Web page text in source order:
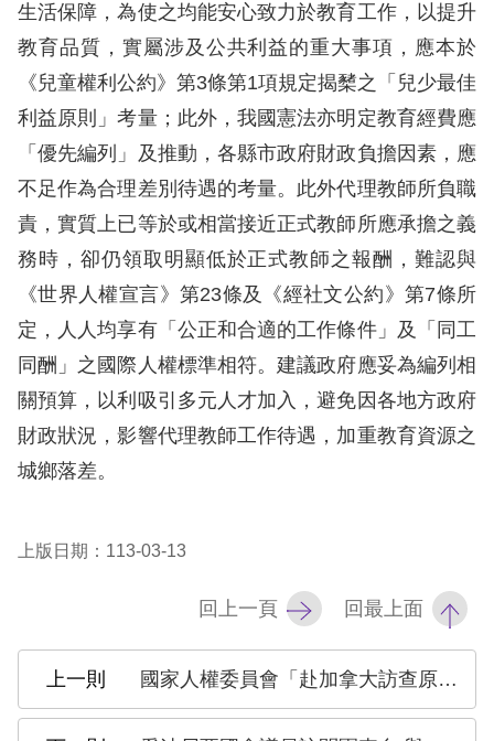
隱
私
權
保
護
政
策
政
府
網
站
資
料
放
障
生活保障，為使之均能安心致力於教育工作，以提升
教育品質，實屬涉及公共利益的重大事項，應本於
《兒童權利公約》第3條第1項規定揭櫫之「兒少最佳
利益原則」考量；此外，我國憲法亦明定教育經費應
「優先編列」及推動，各縣市政府財政負擔因素，應
不足作為合理差別待遇的考量。此外代理教師所負職
責，實質上已等於或相當接近正式教師所應承擔之義
務時，卻仍領取明顯低於正式教師之報酬，難認與
《世界人權宣言》第23條及《經社文公約》第7條所
定，人人均享有「公正和合適的工作條件」及「同工
同酬」之國際人權標準相符。建議政府應妥為編列相
關預算，以利吸引多元人才加入，避免因各地方政府
財政狀況，影響代理教師工作待遇，加重教育資源之
城鄉落差。
上版日期：113-03-13
回上一頁 回最上面
國家人權委員會「赴加拿大訪查原住民族人權議題」出國報告